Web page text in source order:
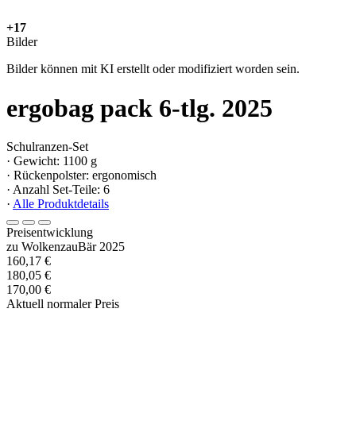
+17
Bilder
Bilder können mit KI erstellt oder modifiziert worden sein.
ergobag pack 6-tlg. 2025
Schulranzen-Set
· Gewicht: 1100 g
· Rückenpolster: ergonomisch
· Anzahl Set-Teile: 6
· Alle Produktdetails
Preisentwicklung
zu WolkenzauBär 2025
160,17 €
180,05 €
170,00 €
Aktuell normaler Preis